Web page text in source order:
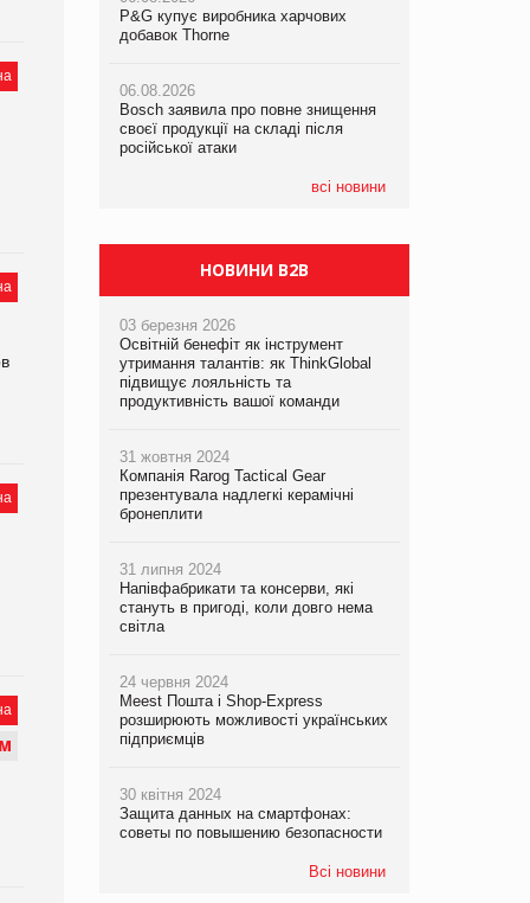
М
P&G купує виробника харчових
добавок Thorne
06.08.2026
Bosch заявила про повне знищення
своєї продукції на складі після
російської атаки
всі новини
у VARUS з’явилися новинки від ТМ
ТОКЕРИ
Сергій Лісунов про заморожені
P&G купує виробника харчових
добавок Thorne
06.08.2026
Bosch заявила про повне знищення
своєї продукції на складі після
російської атаки
НОВИНИ B2B
03 березня 2026
Освітній бенефіт як інструмент
утримання талантів: як ThinkGlobal
підвищує лояльність та
продуктивність вашої команди
31 жовтня 2024
Компанія Rarog Tactical Gear
презентувала надлегкі керамічні
бронеплити
31 липня 2024
Напівфабрикати та консерви, які
стануть в пригоді, коли довго нема
світла
24 червня 2024
Meest Пошта і Shop-Express
розширюють можливості українських
підприємців
30 квітня 2024
Защита данных на смартфонах:
советы по повышению безопасности
Всі новини